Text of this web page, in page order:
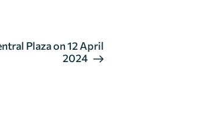
Plaza on 12 April
2024